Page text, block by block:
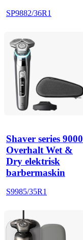
SP9882/36R1
Shaver series 9000
Overhalt Wet &
Dry elektrisk
barbermaskin
S9985/35R1